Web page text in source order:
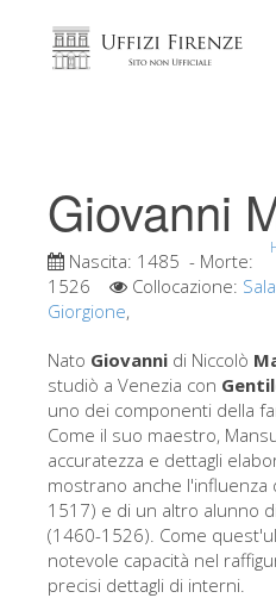
Home
Eventi e
I commenti
Prenota ora
Tour
Le opere
Le sale
Gli artisti
Giovanni
Nascita: 1485 - Morte:
1526
Collocazione:
Giorgione,
Nato Giovanni di Niccolò
studiò a Venezia con
uno dei componenti della
Come il suo maestro,
accuratezza e dettagli
mostrano anche l'influenza
1517) e di un altro alunno
(1460-1526). Come
notevole capacità nel
precisi dettagli di interni.